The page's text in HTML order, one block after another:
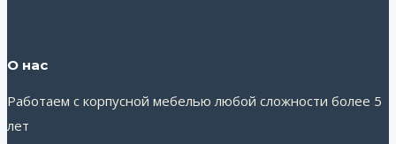
О нас
Работаем с корпусной мебелью любой сложности более 5
лет